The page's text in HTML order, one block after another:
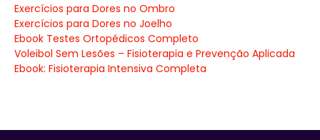
Exercícios para Dores no Ombro
Exercícios para Dores no Joelho
Ebook Testes Ortopédicos Completo
Voleibol Sem Lesões – Fisioterapia e Prevenção Aplicada
Ebook: Fisioterapia Intensiva Completa